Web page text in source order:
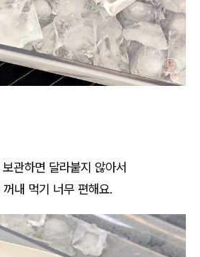
관하면 달라붙지 않아서
꺼내 먹기 너무 편해요.